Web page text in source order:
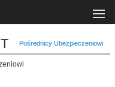
Pośrednicy Ubezpieczeniowi